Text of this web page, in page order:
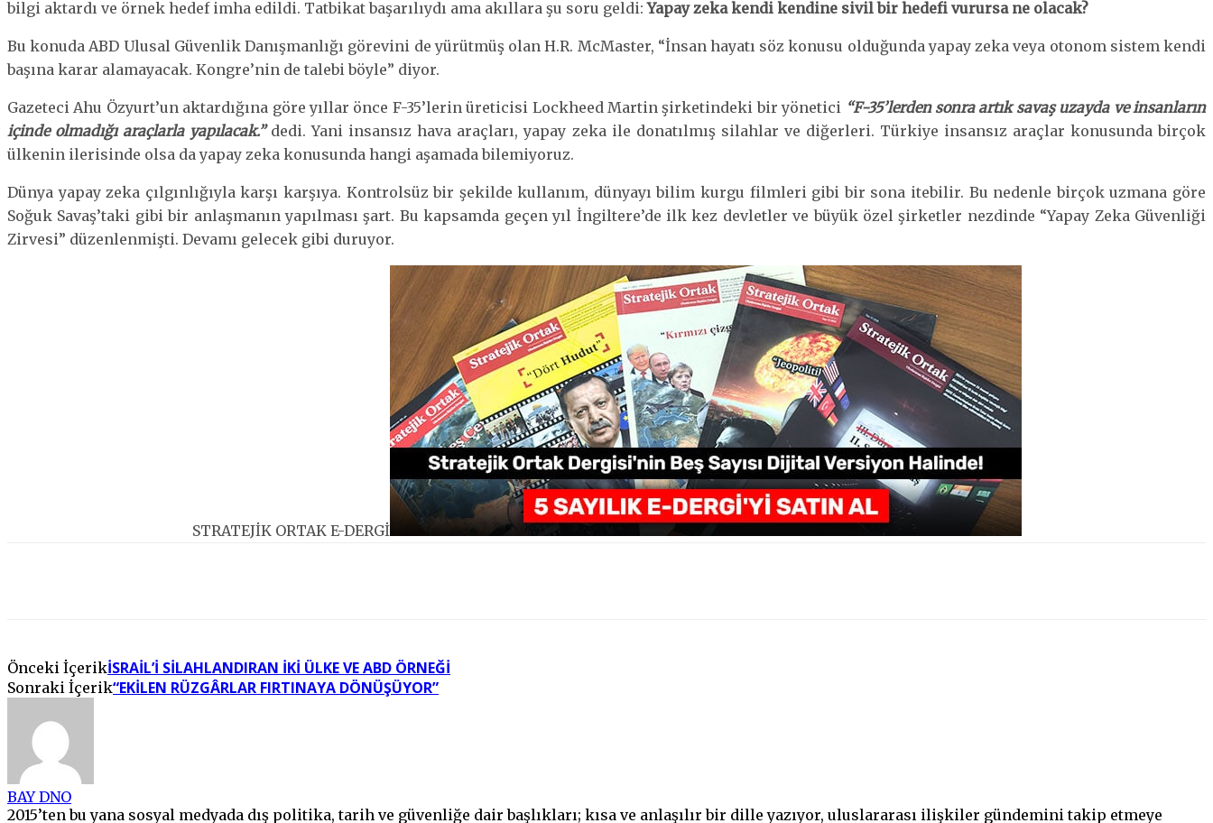
bilgi aktardı ve örnek hedef imha edildi. Tatbikat başarılıydı ama akıllara şu soru geldi:Yapay zeka kendi kendine sivil bir hedefi vurursa ne olacak?
Bu konuda ABD Ulusal Güvenlik Danışmanlığı görevini de yürütmüş olan H.R. McMaster, “İnsan hayatı söz konusu olduğunda yapay zeka veya otonom sistem kendi
başına karar alamayacak. Kongre’nin de talebi böyle” diyor.
Gazeteci Ahu Özyurt’un aktardığına göre yıllar önce F-35’lerin üreticisi Lockheed Martin şirketindeki bir yönetici “F-35’lerden sonra artık savaş uzayda ve insanların
içinde olmadığı araçlarla yapılacak.”dedi. Yani insansız hava araçları, yapay zeka ile donatılmış silahlar ve diğerleri. Türkiye insansız araçlar konusunda birçok
ülkenin ilerisinde olsa da yapay zeka konusunda hangi aşamada bilemiyoruz.
Dünya yapay zeka çılgınlığıyla karşı karşıya. Kontrolsüz bir şekilde kullanım, dünyayı bilim kurgu filmleri gibi bir sona itebilir. Bu nedenle birçok uzmana göre
Soğuk Savaş’taki gibi bir anlaşmanın yapılması şart. Bu kapsamda geçen yıl İngiltere’de ilk kez devletler ve büyük özel şirketler nezdinde “Yapay Zeka Güvenliği
Zirvesi” düzenlenmişti. Devamı gelecek gibi duruyor.
STRATEJİK ORTAK E-DERGİ
Önceki İçerikİSRAIL’I SILAHLANDIRAN İKI ÜLKE VE ABD ÖRNEĞI
Sonraki İçerik“EKILEN RÜZGÂRLAR FIRTINAYA DÖNÜŞÜYOR”
BAY DNO
2015’ten bu yana sosyal medyada dış politika, tarih ve güvenliğe dair başlıkları; kısa ve anlaşılır bir dille yazıyor, uluslararası ilişkiler gündemini takip etmeye